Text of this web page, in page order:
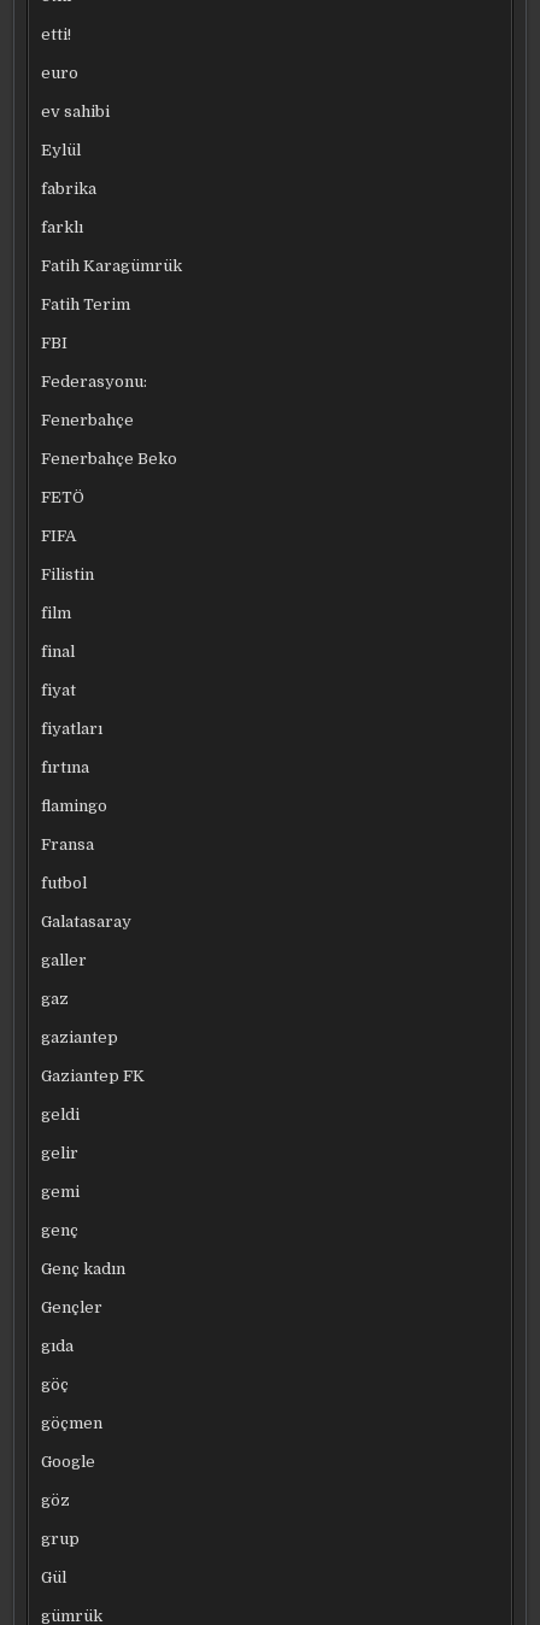
etti!
euro
ev sahibi
Eylül
fabrika
farklı
Fatih Karagümrük
Fatih Terim
FBI
Federasyonu:
Fenerbahçe
Fenerbahçe Beko
FETÖ
FIFA
Filistin
film
final
fiyat
fiyatları
fırtına
flamingo
Fransa
futbol
Galatasaray
galler
gaz
gaziantep
Gaziantep FK
geldi
gelir
gemi
genç
Genç kadın
Gençler
gıda
göç
göçmen
Google
göz
grup
Gül
gümrük